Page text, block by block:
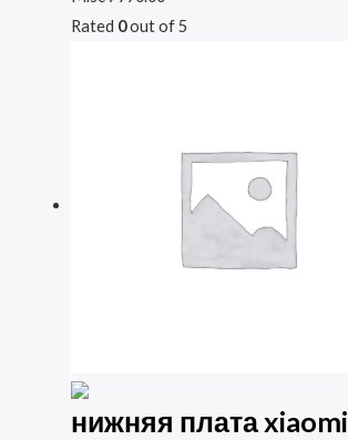
Rated 0out of 5
нижняя плата xiaomi